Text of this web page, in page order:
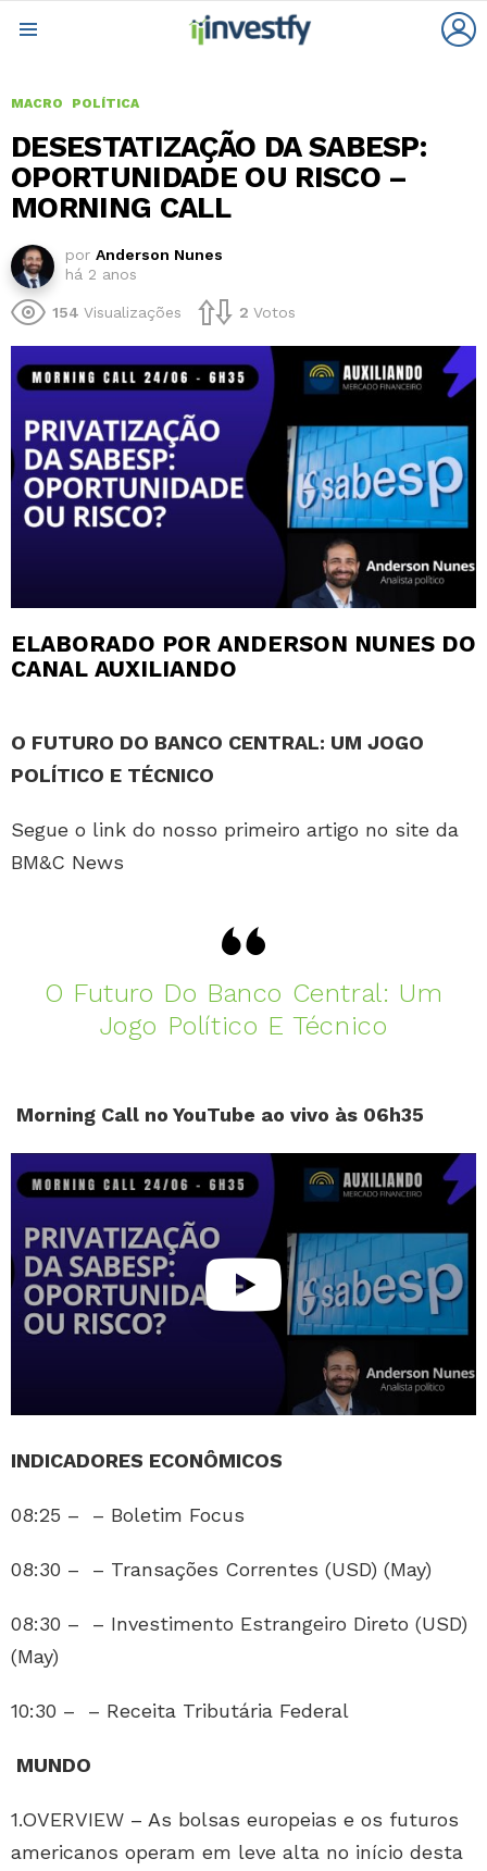
MACRO POLÍTICA
DESESTATIZAÇÃO DA SABESP:
OPORTUNIDADE OU RISCO –
MORNING CALL
por Anderson Nunes
há 2 anos
154 Visualizações 2 Votos
ELABORADO POR ANDERSON NUNES DO
CANAL AUXILIANDO
O FUTURO DO BANCO CENTRAL: UM JOGO
POLÍTICO E TÉCNICO
Segue o link do nosso primeiro artigo no site da
BM&C News
O Futuro Do Banco Central: Um
Jogo Político E Técnico
Morning Call no YouTube ao vivo às 06h35
INDICADORES ECONÔMICOS
08:25 – – Boletim Focus
08:30 – – Transações Correntes (USD) (May)
08:30 – – Investimento Estrangeiro Direto (USD)
(May)
10:30 – – Receita Tributária Federal
MUNDO
1.OVERVIEW – As bolsas europeias e os futuros
americanos operam em leve alta no início desta